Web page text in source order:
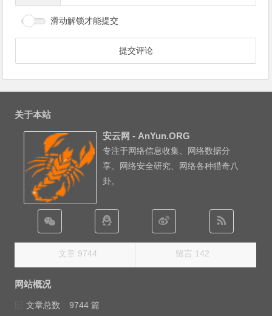
滑动解锁才能提交
关于本站
安云网 - AnYun.ORG
专注于网络信息收集、网络数据分
享、网络安全研究、网络各种猎奇八
卦。
文章 9744 留言 142
网站概况
文章总数
9744 篇